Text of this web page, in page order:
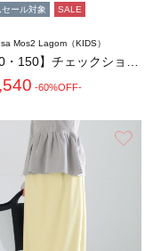
セール対象 SALE
Mos2 Lagom（KIDS）
-60%OFF-